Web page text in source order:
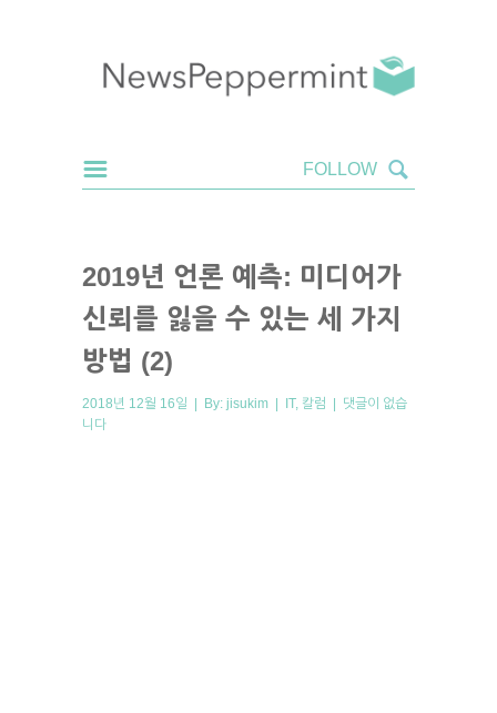
2019년 언론 예측: 미디어가
신뢰를 잃을 수 있는 세 가지
방법 (2)
2018년 12월 16일 | By: jisukim | IT, 칼럼 | 댓글이 없습
니다